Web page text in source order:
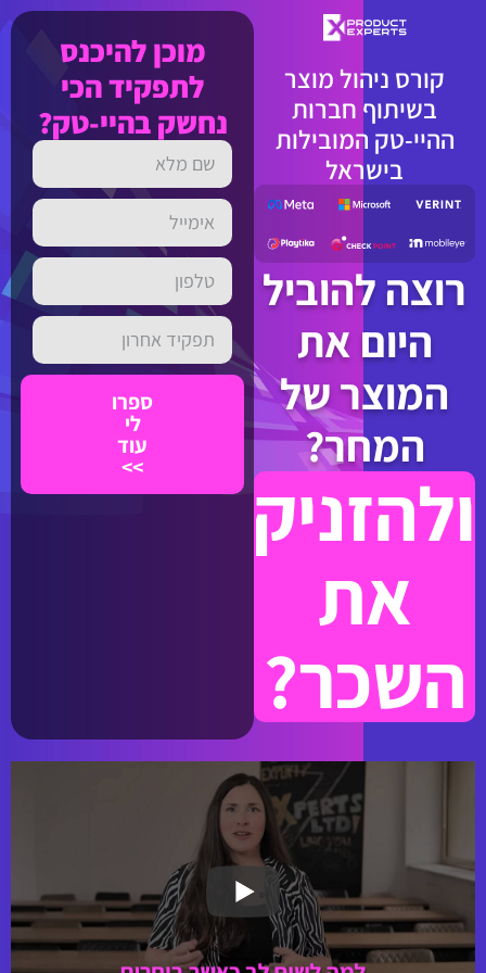
קורס ניהול מוצר
בשיתוף חברות
ההיי-טק המובילות
בישראל
רוצה להוביל
היום את
המוצר של
המחר?
ולהזניק
את
השכר?
מוכן להיכנס
לתפקיד הכי
נחשק בהיי-טק?
ספרו
לי
עוד
>>